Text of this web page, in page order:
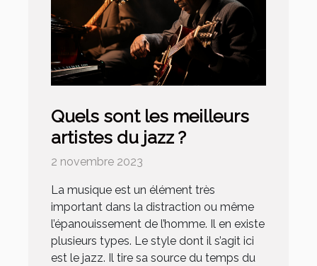
Quels sont les meilleurs
artistes du jazz ?
2 novembre 2023
La musique est un élément très
important dans la distraction ou même
l’épanouissement de l’homme. Il en existe
plusieurs types. Le style dont il s’agit ici
est le jazz. Il tire sa source du temps du